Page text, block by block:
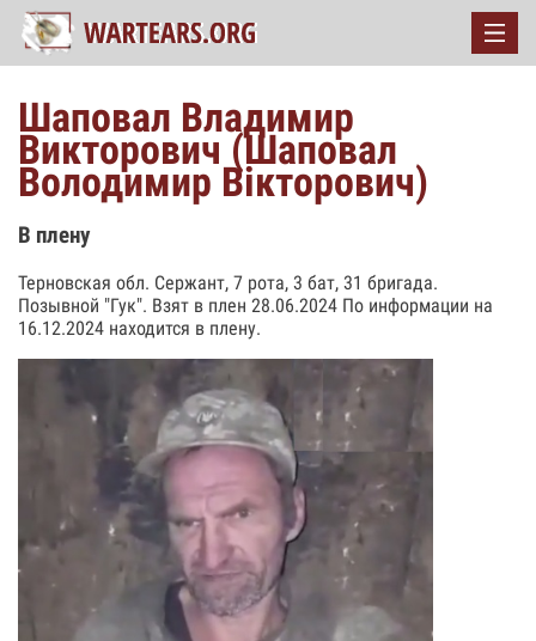
Шаповал Владимир
Викторович (Шаповал
Володимир Вікторович)
В плену
Терновская обл. Сержант, 7 рота, 3 бат, 31 бригада.
Позывной "Гук". Взят в плен 28.06.2024 По информации на
16.12.2024 находится в плену.